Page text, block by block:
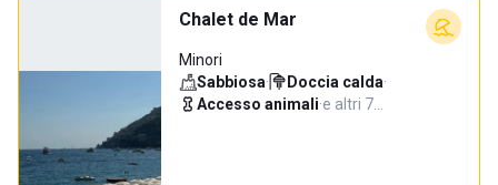
Chalet de Mar
Minori
Sabbiosa· Doccia calda·
Accesso animali·e altri 7…